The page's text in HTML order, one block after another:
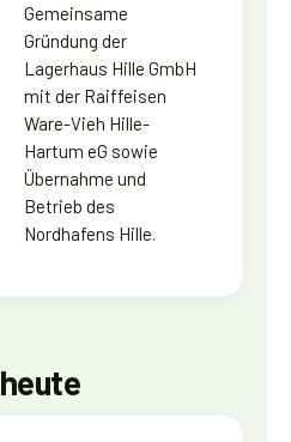
Gemeinsame
Gründung der
Lagerhaus Hille GmbH
mit der Raiffeisen
Ware-Vieh Hille-
Hartum eG sowie
Übernahme und
Betrieb des
Nordhafens Hille.
heute